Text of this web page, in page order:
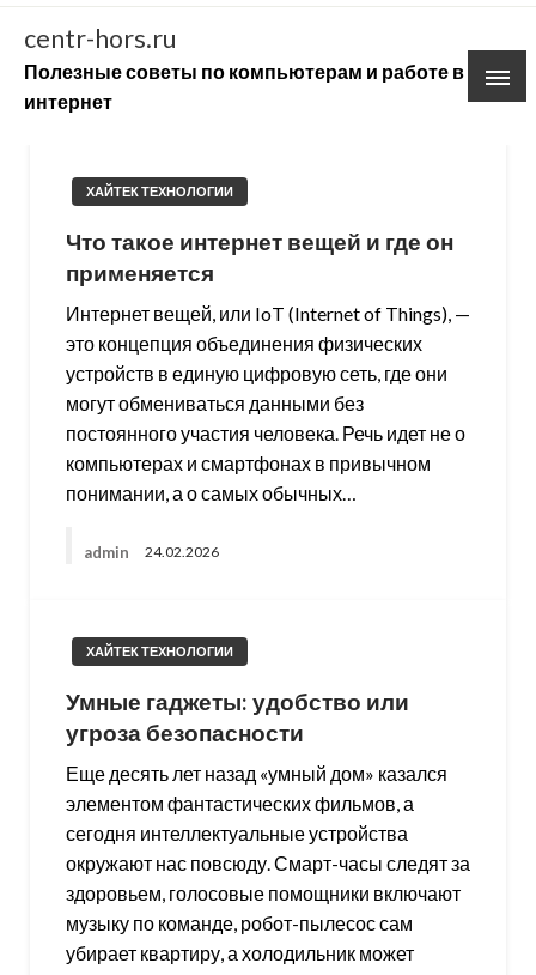
Skip
content
centr-hors.ru
Полезные советы по компьютерам и работе в
интернет
ХАЙТЕК ТЕХНОЛОГИИ
Что такое интернет вещей и где он
применяется
Интернет вещей, или IoT (Internet of Things), —
это концепция объединения физических
устройств в единую цифровую сеть, где они
могут обмениваться данными без
постоянного участия человека. Речь идет не о
компьютерах и смартфонах в привычном
понимании, а о самых обычных…
admin 24.02.2026
ХАЙТЕК ТЕХНОЛОГИИ
Умные гаджеты: удобство или
угроза безопасности
Еще десять лет назад «умный дом» казался
элементом фантастических фильмов, а
сегодня интеллектуальные устройства
окружают нас повсюду. Смарт-часы следят за
здоровьем, голосовые помощники включают
музыку по команде, робот-пылесос сам
убирает квартиру, а холодильник может